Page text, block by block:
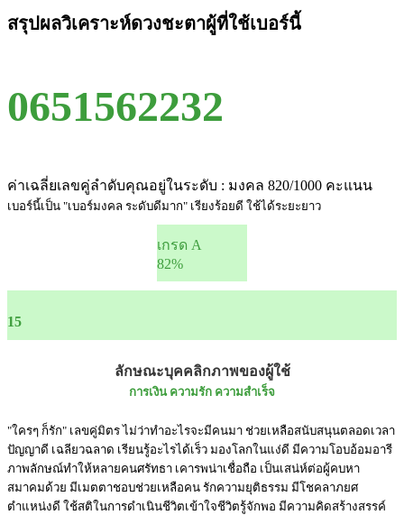
สรุปผลวิเคราะห์ดวงชะตาผู้ที่ใช้เบอร์นี้
0651562232
ค่าเฉลี่ยเลขคู่ลำดับคุณอยู่ในระดับ : มงคล 820/1000 คะแนน
เบอร์นี้เป็น "เบอร์มงคล ระดับดีมาก" เรียงร้อยดี ใช้ได้ระยะยาว
เกรด A
82%
15
ลักษณะบุคคลิกภาพของผู้ใช้
การเงิน ความรัก ความสำเร็จ
"ใครๆ ก็รัก" เลขคู่มิตร ไม่ว่าทำอะไรจะมีคนมา ช่วยเหลือสนับสนุนตลอดเวลา
ปัญญาดี เฉลียวฉลาด เรียนรู้อะไรได้เร็ว มองโลกในแง่ดี มีความโอบอ้อมอารี
ภาพลักษณ์ทำให้หลายคนศรัทธา เคารพน่าเชื่อถือ เป็นเสน่ห์ต่อผู้คบหา
สมาคมด้วย มีเมตตาชอบช่วยเหลือคน รักความยุติธรรม มีโชคลาภยศ
ตำแหน่งดี ใช้สติในการดำเนินชีวิตเข้าใจชีวิตรู้จักพอ มีความคิดสร้างสรรค์